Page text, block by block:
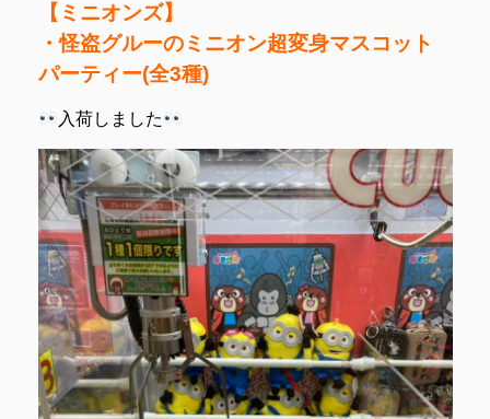
【ミニオンズ】
・怪盗グルーのミニオン超変身マスコット
パーティー(全3種)
入荷しました